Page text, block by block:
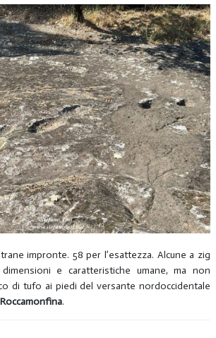
impronte. 58 per l’esattezza. Alcune a zig
e caratteristiche umane, ma non
di tufo ai piedi del versante nordoccidentale
Roccamonfina.